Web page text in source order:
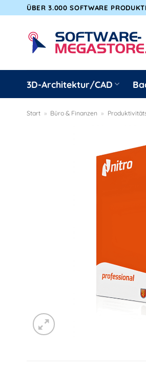
springen
ÜBER 3.000 SOFTWARE
3D-Architektur/CAD
Start » Büro & Finanzen »